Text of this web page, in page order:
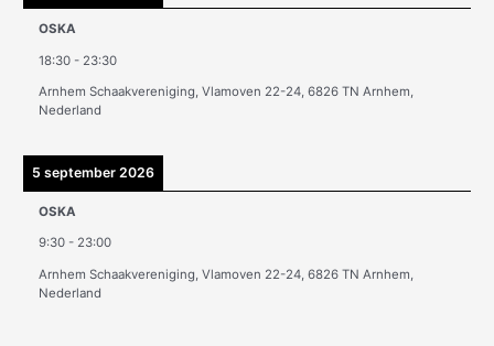
OSKA
18:30 - 23:30
Arnhem Schaakvereniging, Vlamoven 22-24, 6826 TN Arnhem,
Nederland
5 september 2026
OSKA
9:30 - 23:00
Arnhem Schaakvereniging, Vlamoven 22-24, 6826 TN Arnhem,
Nederland